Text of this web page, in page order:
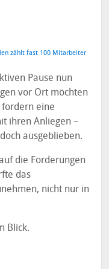
zählt fast 100 Mitarbeiter
Pause nun
vor Ort möchten
eine
ihren Anliegen –
ausgeblieben.
die Forderungen
das
nicht nur in
Blick.